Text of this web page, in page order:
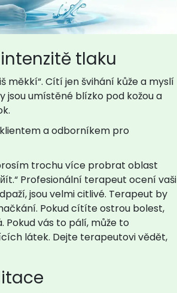
tlaku
měkkí“. Cítí jen švihání kůže a myslí
jsou umístěné blízko pod kožou a
a odborníkem pro
trochu více probrat oblast
Profesionální terapeut ocení vaši
jsou velmi citlivé. Terapeut by
Pokud cítíte ostrou bolest,
Pokud vás to pálí, může to
látek. Dejte terapeutovi vědět,